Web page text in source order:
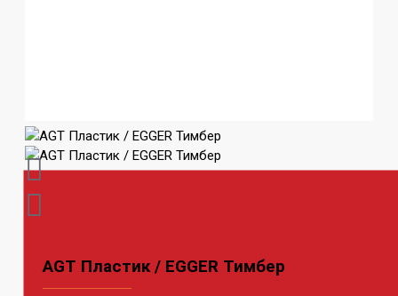
AGT Пластик / EGGER Тимбер